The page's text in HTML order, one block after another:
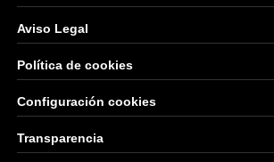
Aviso Legal
Política de cookies
Configuración cookies
Transparencia